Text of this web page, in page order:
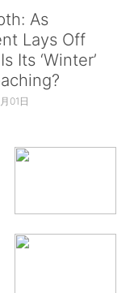
As
Lays Off
Its ‘Winter’
01日